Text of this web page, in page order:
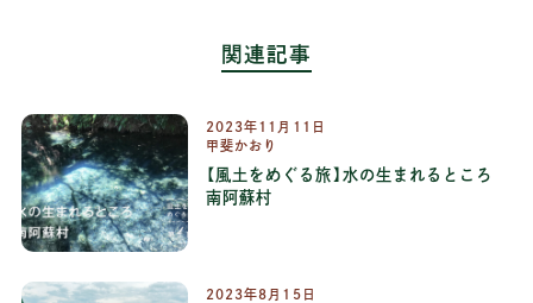
関連記事
2023年11月11日
甲斐かおり
【風土をめぐる旅】水の生まれるところ
南阿蘇村
連載：風土をめぐる旅
2023年8月15日